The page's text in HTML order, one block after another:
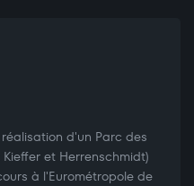
d'un Parc des
et Herrenschmidt)
à l'Eurométropole de